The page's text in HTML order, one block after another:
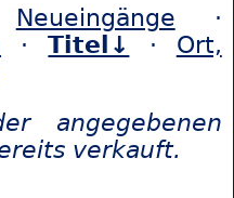
Neueingänge ·
·Titel↓ · Ort,
angegebenen
verkauft.